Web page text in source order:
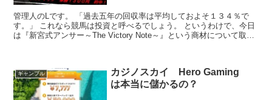
管理人のLです。 「過去五年の回収率は平均しておよそ１３４％で
す。」 これなら競馬は投資と呼べるでしょう。 というわけで、今日
は『新宮式アンサー～The Victory Note～』という商材について取り
ギャンブル
カジノスカイ Hero Gaming
は本当に儲かるの？